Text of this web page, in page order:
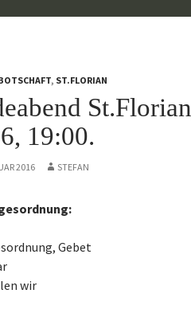
, ST.FLORIAN
19:00.
2016 STEFAN
Gebet
wir